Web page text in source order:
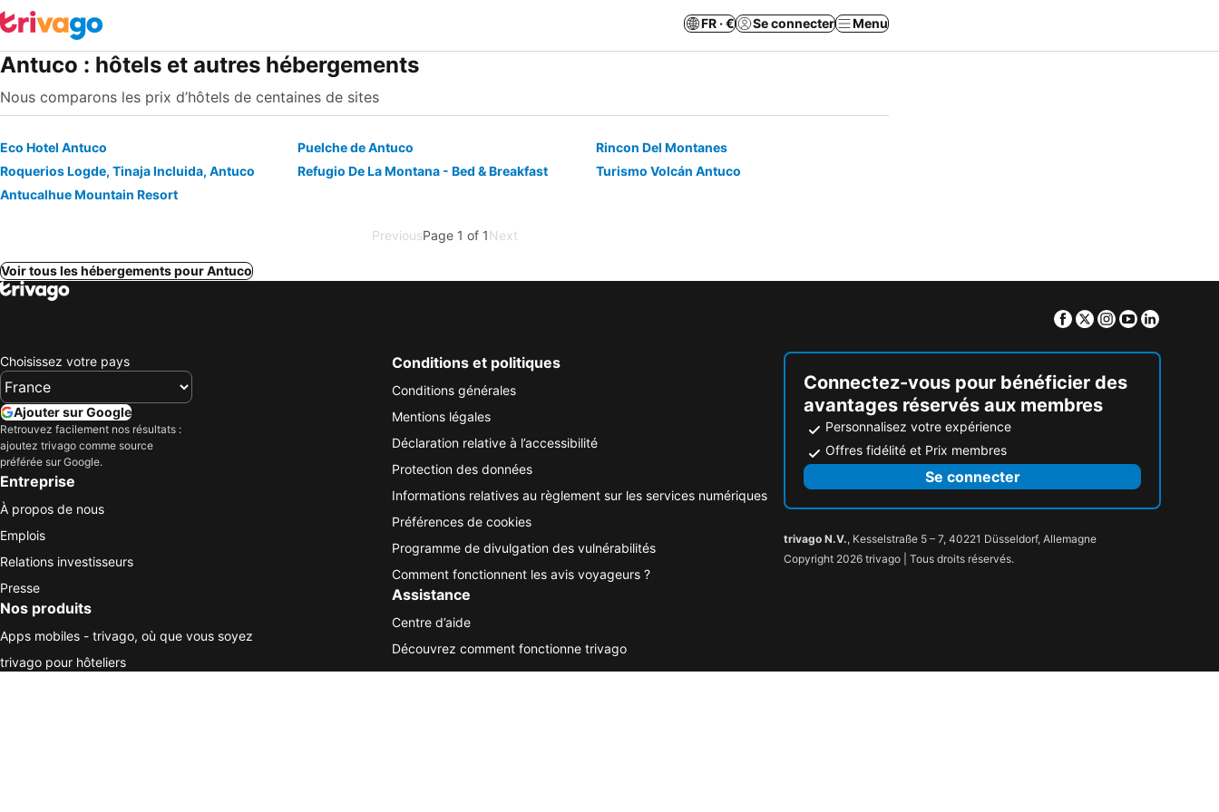
FR · € Se connecter Menu
Antuco : hôtels et autres hébergements
Nous comparons les prix d’hôtels de centaines de sites
Eco Hotel Antuco Puelche de Antuco
Rincon Del Montanes
Roquerios Logde, Tinaja Incluida, Antuco
Refugio De La Montana - Bed & Breakfast
Turismo Volcán Antuco
Antucalhue Mountain Resort
PreviousPage 1 of 1Next
Voir tous les hébergements pour Antuco
Facebook
TwitterInstagram
Youtube
Choisissez votre pays
Ajouter sur Google
Retrouvez facilement nos résultats :
ajoutez trivago comme source
préférée sur Google.
Entreprise
À propos de nous
Emplois
Relations investisseurs
Presse
Nos produits
Apps mobiles - trivago, où que vous soyez
trivago pour hôteliers
Conditions et politiques
Conditions générales
Mentions légales
Déclaration relative à l’accessibilité
Protection des données
Informations relatives au règlement sur les services numériques
Préférences de cookies
Programme de divulgation des vulnérabilités
Comment fonctionnent les avis voyageurs ?
Assistance
Centre d’aide
Découvrez comment fonctionne trivago
Connectez-vous pour bénéficier des
avantages réservés aux membres
Personnalisez votre expérience
Offres fidélité et Prix membres
Se connecter
trivago N.V., Kesselstraße 5 – 7, 40221 Düsseldorf, Allemagne
Copyright 2026 trivago | Tous droits réservés.